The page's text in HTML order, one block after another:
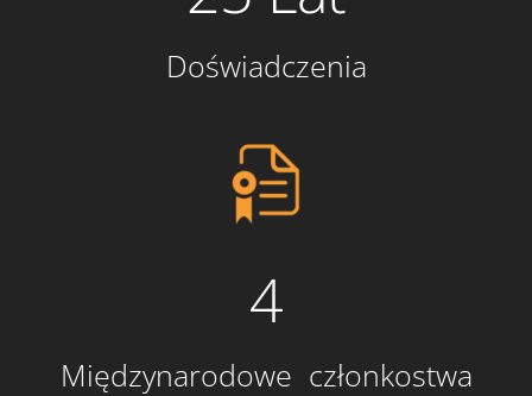
Doświadczenia
4
Międzynarodowe członkostwa